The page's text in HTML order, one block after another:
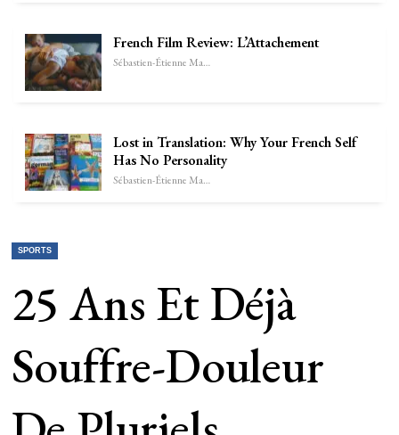
French Film Review: L’Attachement
Sébastien-Étienne Marechal
Lost in Translation: Why Your French Self
Has No Personality
Sébastien-Étienne Marechal
SPORTS
25 Ans Et Déjà
Souffre-Douleur